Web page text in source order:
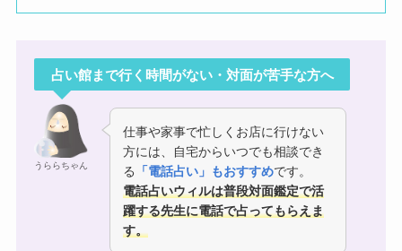
占い館まで行く時間がない・対面が苦手な方へ
うららちゃん
仕事や家事で忙しくお店に行けない
方には、自宅からいつでも相談でき
る
「電話占い」もおすすめです。
電話占いウィルは普段対面鑑定で活
躍する先生に電話で占ってもらえま
す。